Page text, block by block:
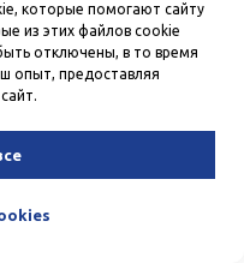
завода,
учебного центра
которые помогают сайту
из этих файлов cookie
отключены, в то время
опыт, предоставляя